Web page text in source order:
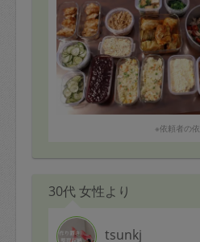
また次回よろしくお願いします！
※依頼者の
30代 女性より
tsunkj